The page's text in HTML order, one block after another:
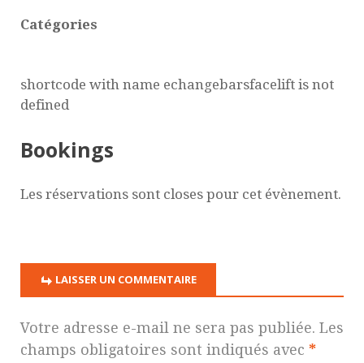
Catégories
shortcode with name echangebarsfacelift is not
defined
Bookings
Les réservations sont closes pour cet évènement.
LAISSER UN COMMENTAIRE
Votre adresse e-mail ne sera pas publiée. Les
champs obligatoires sont indiqués avec *